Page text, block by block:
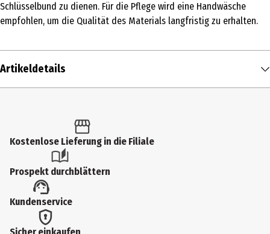
Schlüsselbund zu dienen. Für die Pflege wird eine Handwäsche
empfohlen, um die Qualität des Materials langfristig zu erhalten.
Artikeldetails
Produkttyp
Schlüsselanhänger
Materialdetails
Plüsch/Polyester
Kostenlose Lieferung in die Filiale
Prospekt durchblättern
Kundenservice